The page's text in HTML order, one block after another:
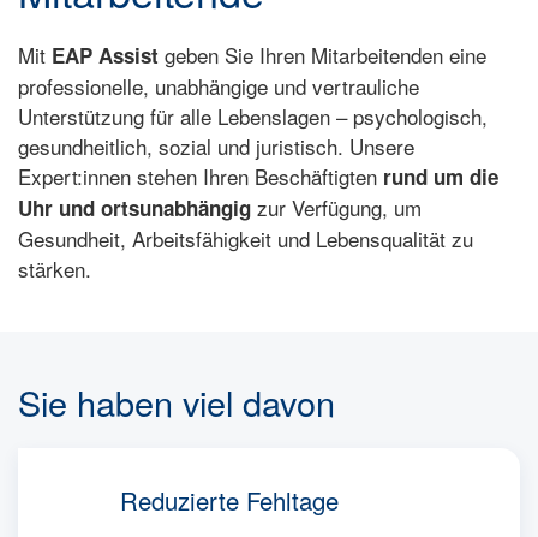
Mit EAP Assist geben Sie Ihren Mitarbeitenden eine
professionelle, unabhängige und vertrauliche
Unterstützung für alle Lebenslagen – psychologisch,
gesundheitlich, sozial und juristisch. Unsere
Expert:innen stehen Ihren Beschäftigten rund um die
Uhr und ortsunabhängig zur Verfügung, um
Gesundheit, Arbeitsfähigkeit und Lebensqualität zu
stärken.
Sie haben viel davon
Reduzierte Fehltage